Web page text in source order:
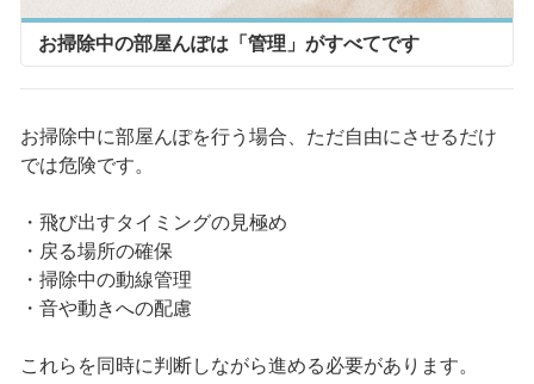
お掃除中の部屋んぽは「管理」がすべてです
お掃除中に部屋んぽを行う場合、ただ自由にさせるだけ
では危険です。
・飛び出すタイミングの見極め
・戻る場所の確保
・掃除中の動線管理
・音や動きへの配慮
これらを同時に判断しながら進める必要があります。